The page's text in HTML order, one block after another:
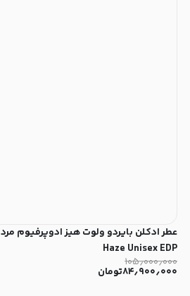
Haze Unisex EDP
۱۰۵٫۰۰۰٫۰۰۰
۸۴٫۹۰۰٫۰۰۰تومان